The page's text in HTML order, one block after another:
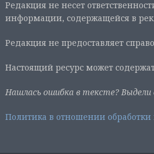
Редакция не несет
информации, содержащейся в
Редакция не предоставляет
Настоящий ресурс может
Нашлась ошибка в тексте?
Политика в отношении